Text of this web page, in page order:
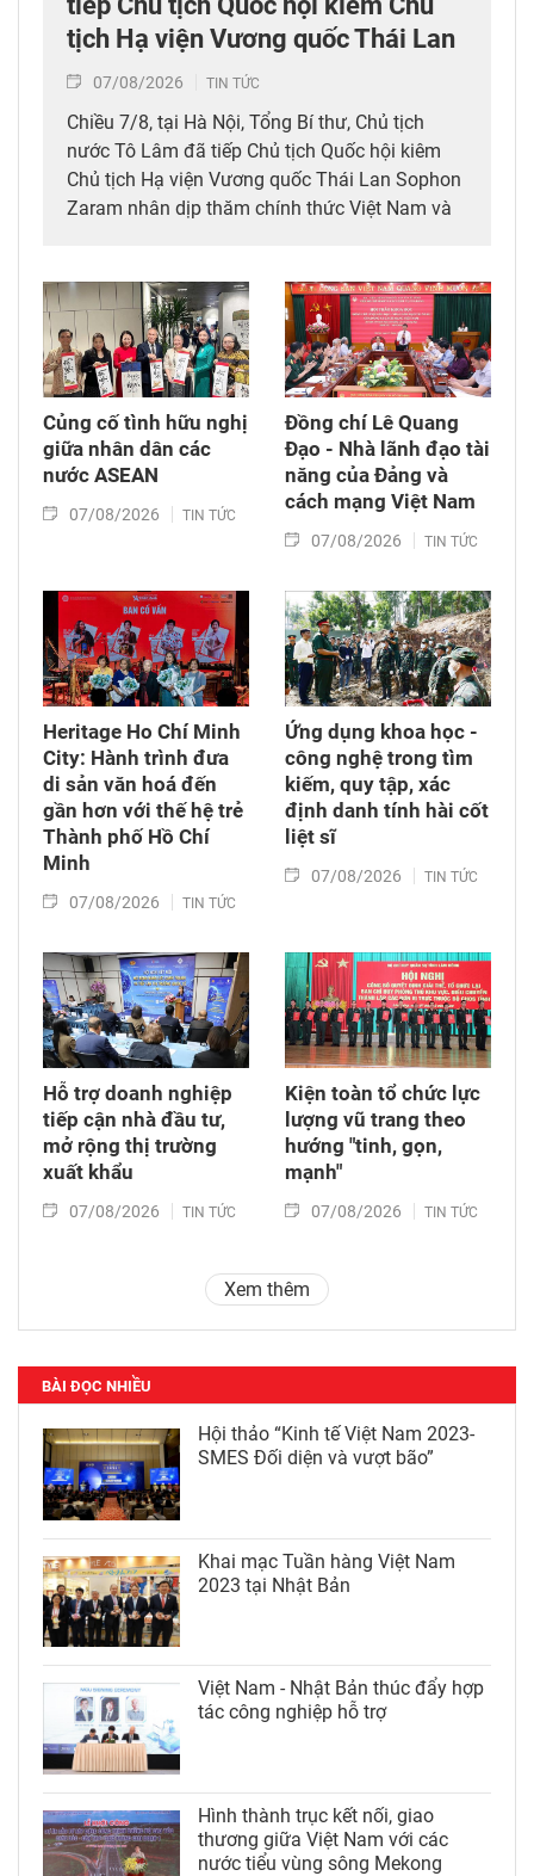
tịch Hạ viện Vương quốc Thái Lan
07/08/2026 TIN TỨC
Chiều 7/8, tại Hà Nội, Tổng Bí thư, Chủ tịch
nước Tô Lâm đã tiếp Chủ tịch Quốc hội kiêm
Chủ tịch Hạ viện Vương quốc Thái Lan Sophon
Zaram nhân dịp thăm chính thức Việt Nam và
(6/8/1976 – 6/8/2026).
Củng cố tình hữu nghị
giữa nhân dân các
nước ASEAN
07/08/2026 TIN TỨC
Đồng chí Lê Quang
Đạo - Nhà lãnh đạo tài
năng của Đảng và
cách mạng Việt Nam​
07/08/2026 TIN TỨC
Heritage Ho Chí Minh
City: Hành trình đưa
di sản văn hoá đến
gần hơn với thế hệ trẻ
Thành phố Hồ Chí
Minh
07/08/2026 TIN TỨC
Ứng dụng khoa học -
công nghệ trong tìm
kiếm, quy tập, xác
định danh tính hài cốt
liệt sĩ
07/08/2026 TIN TỨC
Hỗ trợ doanh nghiệp
tiếp cận nhà đầu tư,
mở rộng thị trường
xuất khẩu
07/08/2026 TIN TỨC
Kiện toàn tổ chức lực
lượng vũ trang theo
hướng "tinh, gọn,
mạnh"
07/08/2026 TIN TỨC
Xem thêm
BÀI ĐỌC NHIỀU
Hội thảo “Kinh tế Việt Nam 2023-
SMES Đối diện và vượt bão”
Khai mạc Tuần hàng Việt Nam
2023 tại Nhật Bản
Việt Nam - Nhật Bản thúc đẩy hợp
tác công nghiệp hỗ trợ
Hình thành trục kết nối, giao
thương giữa Việt Nam với các
nước tiểu vùng sông Mekong